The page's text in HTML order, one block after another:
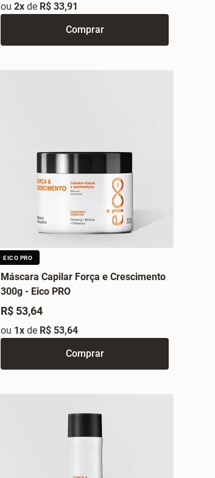
ou2x de R$ 33,91
Comprar
EICO PRO
Máscara Capilar Força e Crescimento
300g - Eico PRO
R$ 53,64
ou 1x de R$ 53,64
Comprar